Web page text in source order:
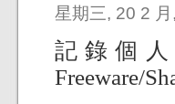
星期三, 20 2
記錄個
Freeware/